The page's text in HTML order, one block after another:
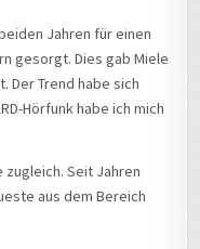
Jahren für einen
gesorgt. Dies gab Miele
Der Trend habe sich
Hörfunk habe ich mich
zugleich. Seit Jahren
aus dem Bereich